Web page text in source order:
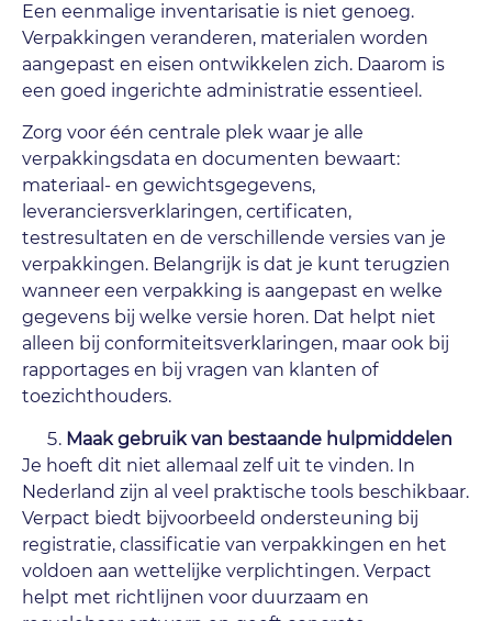
Een eenmalige inventarisatie is niet genoeg.
Verpakkingen veranderen, materialen worden
aangepast en eisen ontwikkelen zich. Daarom is
een goed ingerichte administratie essentieel.
Zorg voor één centrale plek waar je alle
verpakkingsdata en documenten bewaart:
materiaal- en gewichtsgegevens,
leveranciersverklaringen, certificaten,
testresultaten en de verschillende versies van je
verpakkingen. Belangrijk is dat je kunt terugzien
wanneer een verpakking is aangepast en welke
gegevens bij welke versie horen. Dat helpt niet
alleen bij conformiteitsverklaringen, maar ook bij
rapportages en bij vragen van klanten of
toezichthouders.
Maak gebruik van bestaande hulpmiddelen
Je hoeft dit niet allemaal zelf uit te vinden. In
Nederland zijn al veel praktische tools beschikbaar.
Verpact biedt bijvoorbeeld ondersteuning bij
registratie, classificatie van verpakkingen en het
voldoen aan wettelijke verplichtingen. Verpact
helpt met richtlijnen voor duurzaam en